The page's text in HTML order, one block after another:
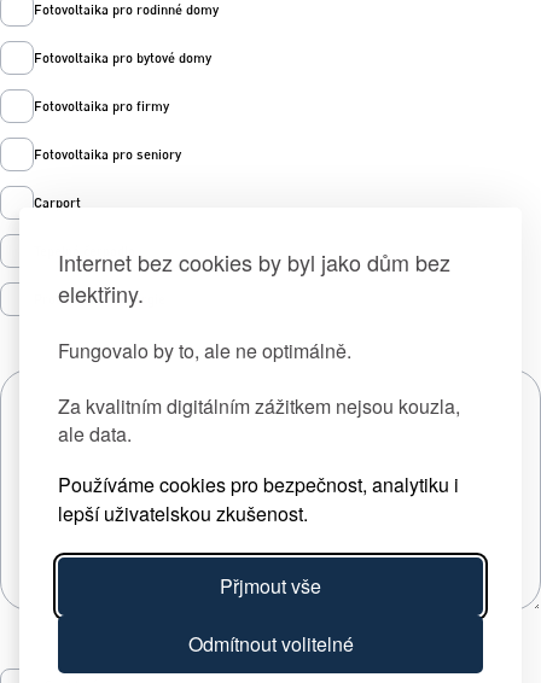
Internet bez cookies by byl jako dům bez
elektřiny.
Fungovalo by to, ale ne optimálně.
Za kvalitním digitálním zážitkem nejsou kouzla,
ale data.
Používáme cookies pro bezpečnost, analytiku i
lepší uživatelskou zkušenost.
Přjmout vše
Odmítnout volitelné
Fotovoltaika pro rodinné domy
Fotovoltaika pro bytové domy
Fotovoltaika pro firmy
Fotovoltaika pro seniory
Carport
Prodej zelené energie